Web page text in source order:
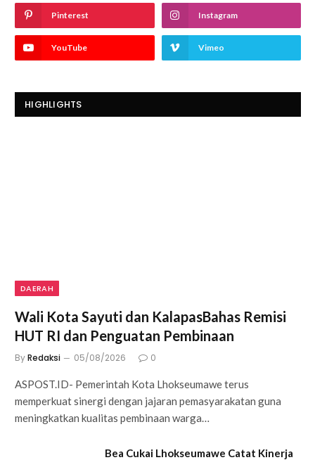
Pinterest Instagram
YouTube Vimeo
HIGHLIGHTS
DAERAH
Wali Kota Sayuti dan KalapasBahas Remisi
HUT RI dan Penguatan Pembinaan
ByRedaksi 05/08/2026 0
ASPOST.ID- Pemerintah Kota Lhokseumawe terus
memperkuat sinergi dengan jajaran pemasyarakatan guna
meningkatkan kualitas pembinaan warga…
Bea Cukai Lhokseumawe Catat Kinerja